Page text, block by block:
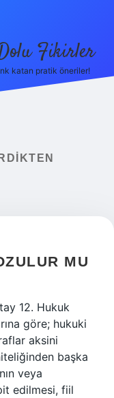
Fikirler
katan pratik öneriler!
MU
12. Hukuk
göre; hukuki
aksini
başka
veya
edilmesi, fiil